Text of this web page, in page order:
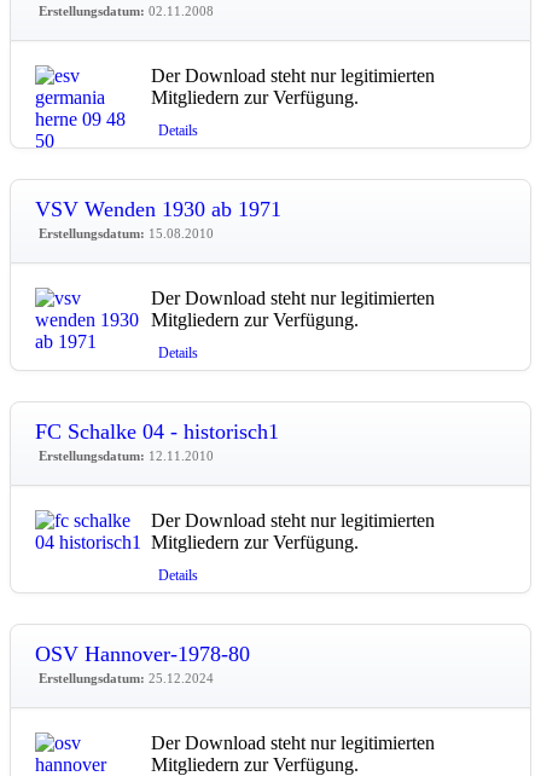
Erstellungsdatum: 02.11.2008
Der Download steht nur legitimierten
Mitgliedern zur Verfügung.
Details
VSV Wenden 1930 ab 1971
Erstellungsdatum: 15.08.2010
Der Download steht nur legitimierten
Mitgliedern zur Verfügung.
Details
FC Schalke 04 - historisch1
Erstellungsdatum: 12.11.2010
Der Download steht nur legitimierten
Mitgliedern zur Verfügung.
Details
OSV Hannover-1978-80
Erstellungsdatum: 25.12.2024
Der Download steht nur legitimierten
Mitgliedern zur Verfügung.